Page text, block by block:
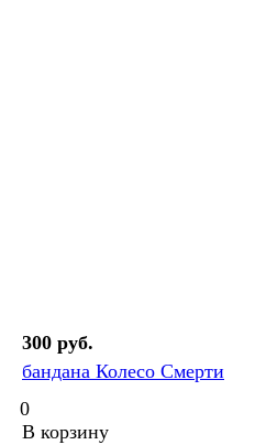
300 руб.
бандана Колесо Смерти
0
В корзину